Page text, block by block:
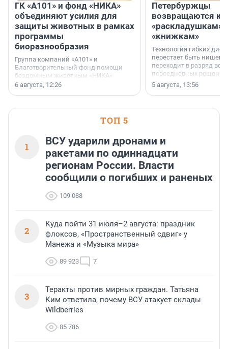
ГК «А101» и фонд «НИКА»
объединяют усилия для
защиты животных в рамках
программы
биоразнообразия
Группа компаний «А101» и
Благотворительный фонд помощи
бездомным животным «НИКА»
заключили соглашение о
6 августа, 12:26
Петербуржцы
возвращаются к
«раскладушкам»
«книжкам»
Технология гибких
перестает быть
переходит в разряд
повседневных
5 августа, 13:56
ТОП 5
1
ВСУ ударили дронами и
ракетами по одиннадцати
регионам России. Власти
сообщили о погибших и раненых
109 088
2
Куда пойти 31 июля–2 августа: праздник
флоксов, «Пространственный сдвиг» у
Манежа и «Музыка мира»
89 923 7
3
Теракты против мирных граждан. Татьяна
Ким ответила, почему ВСУ атакует склады
Wildberries
85 786